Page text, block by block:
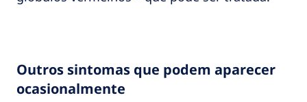
Outros sintomas que podem aparecer
ocasionalmente